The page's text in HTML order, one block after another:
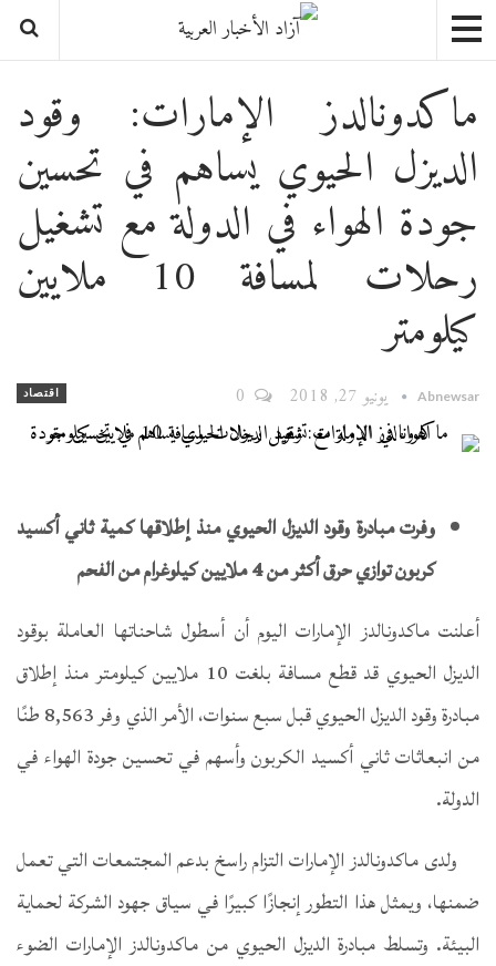
ماكدونالدز الإمارات: وقود
الديزل الحيوي يساهم في تحسين
جودة الهواء في الدولة مع تشغيل
رحلات لمسافة 10 ملايين
كيلومتر
اقتصاد Abnewsar يونيو 27, 2018
وفرت مبادرة وقود الديزل الحيوي منذ إطلاقها كمية ثاني أكسيد
كربون توازي حرق أكثر من 4 ملايين كيلوغرام من الفحم
أعلنت ماكدونالدز الإمارات اليوم أن أسطول شاحناتها العاملة بوقود
الديزل الحيوي قد قطع مسافة بلغت 10 ملايين كيلومتر منذ إطلاق
مبادرة وقود الديزل الحيوي قبل سبع سنوات، الأمر الذي وفر 8,563 طنًا
من انبعاثات ثاني أكسيد الكربون وأسهم في تحسين جودة الهواء في
الدولة.
ولدى ماكدونالدز الإمارات التزام راسخ بدعم المجتمعات التي تعمل
ضمنها، ويمثل هذا التطور إنجازًا كبيرًا في سياق جهود الشركة لحماية
البيئة. وتسلط مبادرة الديزل الحيوي من ماكدونالدز الإمارات الضوء